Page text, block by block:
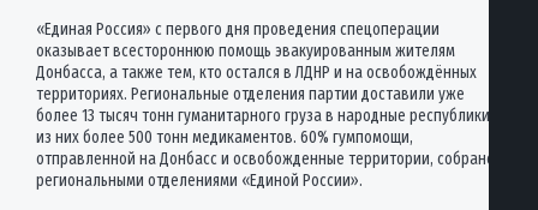
«Единая Россия» с первого дня проведения спецоперации
оказывает всестороннюю помощь эвакуированным жителям
Донбасса, а также тем, кто остался в ЛДНР и на освобождённых
территориях. Региональные отделения партии доставили уже
более 13 тысяч тонн гуманитарного груза в народные республики,
из них более 500 тонн медикаментов. 60% гумпомощи,
отправленной на Донбасс и освобожденные территории, собрано
региональными отделениями «Единой России».